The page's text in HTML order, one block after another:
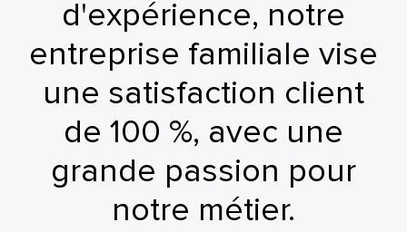
d'expérience, notre
entreprise familiale vise
une satisfaction client
de 100 %, avec une
grande passion pour
notre métier.